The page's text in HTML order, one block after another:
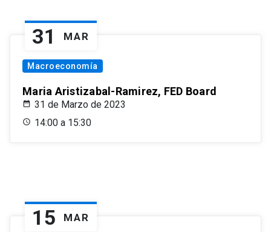
31 MAR
Macroeconomía
Maria Aristizabal-Ramirez, FED Board
31 de Marzo de 2023
14:00 a 15:30
15 MAR